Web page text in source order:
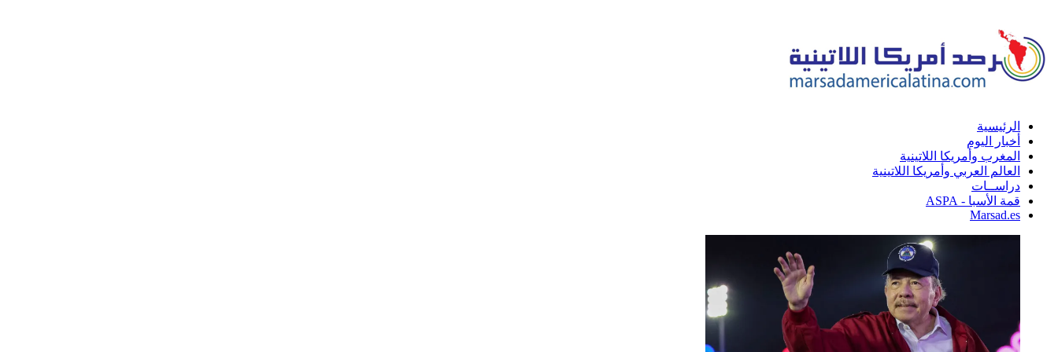
الرئيسية
أخبار اليوم
المغرب وأمريكا اللاتينية
العالم العربي وأمريكا اللاتينية
دراســات
قمة الأسبا - ASPA
Marsad.es